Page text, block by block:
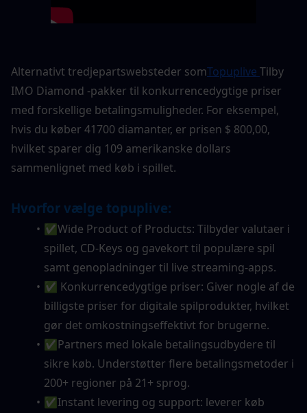
Alternativt tredjepartswebsteder somTopuplive Tilby
IMO Diamond -pakker til konkurrencedygtige priser
med forskellige betalingsmuligheder. For eksempel,
hvis du køber 41700 diamanter, er prisen $ 800,00,
hvilket sparer dig 109 amerikanske dollars
sammenlignet med køb i spillet.
Hvorfor vælge topuplive:
✅Wide Product of Products: Tilbyder valutaer i
spillet, CD-Keys og gavekort til populære spil
samt genopladninger til live streaming-apps.
✅ Konkurrencedygtige priser: Giver nogle af de
billigste priser for digitale spilprodukter, hvilket
gør det omkostningseffektivt for brugerne.
✅Partners med lokale betalingsudbydere til
sikre køb. Understøtter flere betalingsmetoder i
200+ regioner på 21+ sprog.
✅Instant levering og support: leverer køb